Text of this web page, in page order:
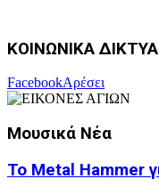
ΚΟΙΝΩΝΙΚΑ ΔΙΚΤΥΑ
FacebookΑρέσει
Μουσικά Νέα
Το Metal Hammer